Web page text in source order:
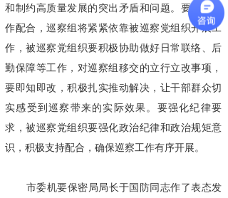
和制约高质量发展的突出矛盾和问题。要强化协
作配合，巡察组将紧紧依靠被巡察党组织开展工
作，被巡察党组织要积极协助做好日常联络、后
勤保障等工作，对巡察组移交的立行立改事项，
要即知即改，积极扎实推动解决，让干部群众切
实感受到巡察带来的实际效果。要强化纪律要
求，被巡察党组织要强化政治纪律和政治规矩意
识，积极支持配合，确保巡察工作有序开展。
市委机要保密局局长于国防同志作了表态发